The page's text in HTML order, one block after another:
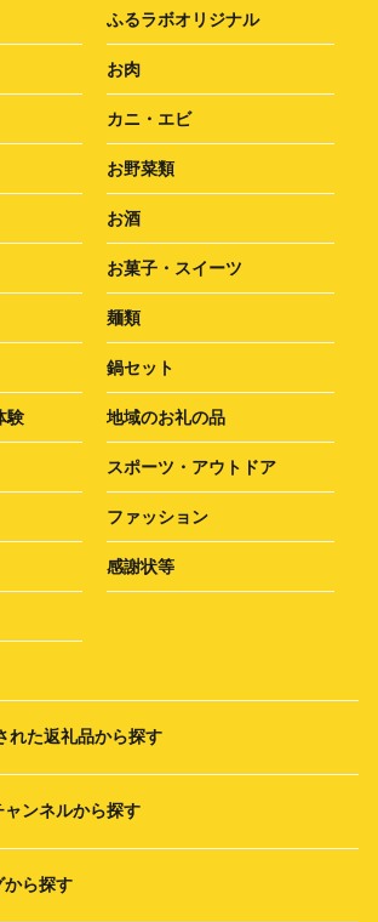
ふるラボオリジナル
お肉
カニ・エビ
お野菜類
お酒
お菓子・スイーツ
麺類
鍋セット
験 地域のお礼の品
スポーツ・アウトドア
ファッション
感謝状等
れた返礼品から探す
ャンネルから探す
から探す